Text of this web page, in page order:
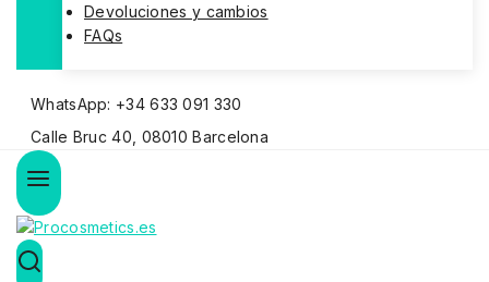
Devoluciones y cambios
FAQs
WhatsApp: +34 633 091 330
Calle Bruc 40, 08010 Barcelona